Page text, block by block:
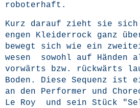
roboterhaft.
Kurz dar­auf zieht sie sich
engen Klei­der­rock ganz
bewegt sich wie ein
we­sen sowohl auf Hän­den
vor­wärts bzw. rück­wärts
Boden. Die­se Sequenz ist
an den Per­for­mer und
Le Roy und sein Stück